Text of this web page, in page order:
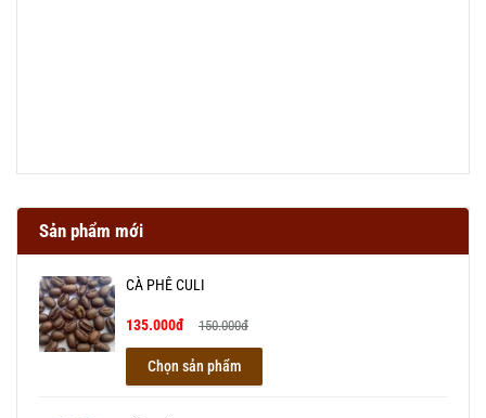
Sản phẩm mới
CÀ PHÊ CULI
135.000đ 150.000đ
Chọn sản phẩm